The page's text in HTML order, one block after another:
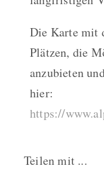
Die Karte mit
Plätzen, die
anzubieten
hier:
https://
Teilen mit ...